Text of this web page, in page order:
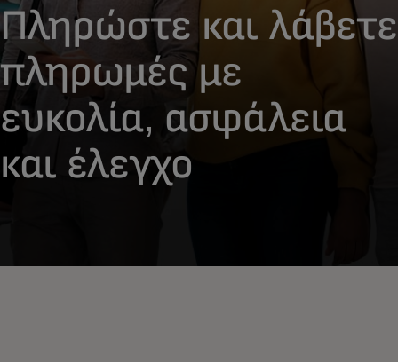
Πληρώστε και λάβετε
πληρωμές με
ευκολία, ασφάλεια
και έλεγχο